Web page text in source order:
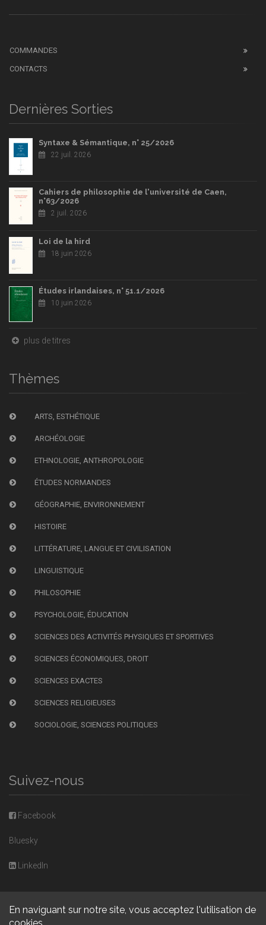
En naviguant sur notre site, vous acceptez l'utilisation de
COMMANDES
CONTACTS
Dernières Sorties
Syntaxe & Sémantique, n° 25/2026
22 juil. 2026
Cahiers de philosophie de l'université de Caen,
n°63/2026
2 juil. 2026
Loi de la hird
18 juin 2026
Études irlandaises, n° 51.1/2026
10 juin 2026
plus de titres
Thèmes
ARTS, ESTHÉTIQUE
ARCHÉOLOGIE
ETHNOLOGIE, ANTHROPOLOGIE
ÉTUDES NORMANDES
GÉOGRAPHIE, ENVIRONNEMENT
HISTOIRE
LITTÉRATURE, LANGUE ET CIVILISATION
LINGUISTIQUE
PHILOSOPHIE
PSYCHOLOGIE, ÉDUCATION
SCIENCES DES ACTIVITÉS PHYSIQUES ET SPORTIVES
SCIENCES ÉCONOMIQUES, DROIT
SCIENCES EXACTES
SCIENCES RELIGIEUSES
SOCIOLOGIE, SCIENCES POLITIQUES
Suivez-nous
Facebook
Bluesky
LinkedIn